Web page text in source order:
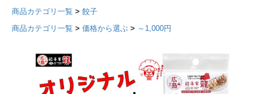
商品カテゴリ一覧 > 餃子
商品カテゴリ一覧 > 価格から選ぶ > ～1,000円